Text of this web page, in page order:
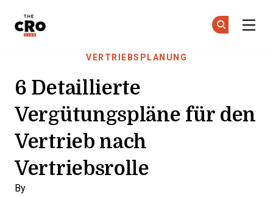
VERTRIEBSPLANUNG
6 Detaillierte
Vergütungspläne für den
Vertrieb nach
Vertriebsrolle
By